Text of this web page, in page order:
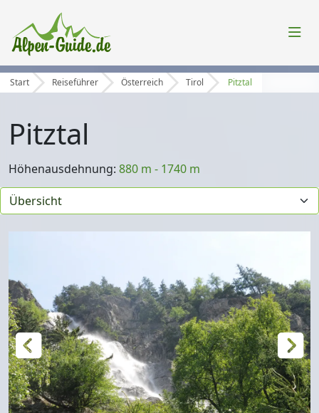
Start Reiseführer Österreich Tirol Pitztal
Pitztal
Höhenausdehnung: 880 m - 1740 m